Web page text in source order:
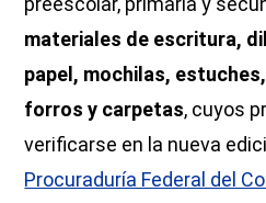
materiales de escritura,
papel, mochilas,
forros y carpetas, cuyos
verificarse en la nueva
Procuraduría Federal del